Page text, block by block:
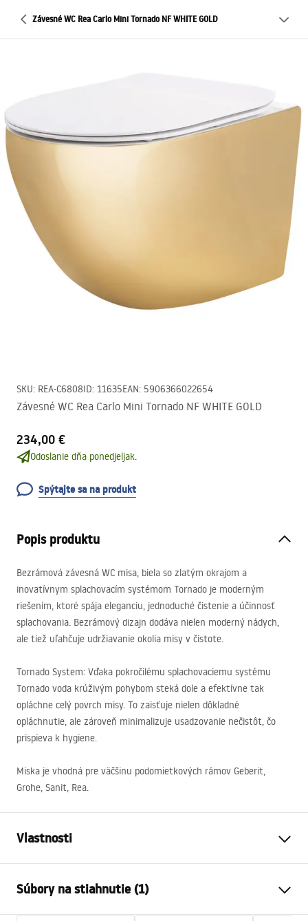
Závesné WC Rea Carlo Mini Tornado NF WHITE GOLD
SKU: REA-C6808ID: 11635EAN: 5906366022654
Závesné WC Rea Carlo Mini Tornado NF WHITE GOLD
234,00 €
Odoslanie dňa ponedjeljak.
Spýtajte sa na produkt
Popis produktu
Bezrámová závesná WC misa, biela so zlatým okrajom a
inovatívnym splachovacím systémom Tornado je moderným
riešením, ktoré spája eleganciu, jednoduché čistenie a účinnosť
splachovania. Bezrámový dizajn dodáva nielen moderný nádych,
ale tiež uľahčuje udržiavanie okolia misy v čistote.
Tornado System: Vďaka pokročilému splachovaciemu systému
Tornado voda krúživým pohybom steká dole a efektívne tak
opláchne celý povrch misy. To zaisťuje nielen dôkladné
opláchnutie, ale zároveň minimalizuje usadzovanie nečistôt, čo
prispieva k hygiene.
Miska je vhodná pre väčšinu podomietkových rámov Geberit,
Grohe, Sanit, Rea.
Vlastnosti
Splachovací systém
Flushing)
Súbory na stiahnutie (1)